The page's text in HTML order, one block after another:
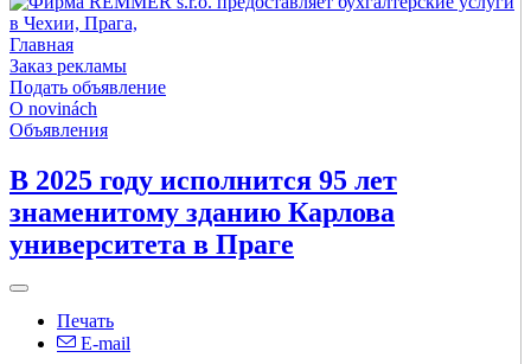
Главная
Заказ рекламы
Подать объявление
O novinách
Объявления
В 2025 году исполнится 95 лет
знаменитому зданию Карлова
университета в Праге
Печать
E-mail